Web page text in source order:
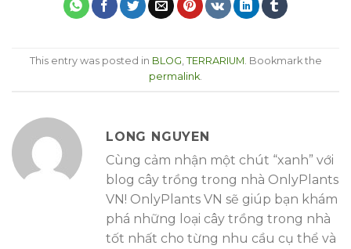
This entry was posted in BLOG, TERRARIUM. Bookmark the
permalink.
LONG NGUYEN
Cùng cảm nhận một chút “xanh” với
blog cây trồng trong nhà OnlyPlants
VN! OnlyPlants VN sẽ giúp bạn khám
phá những loại cây trồng trong nhà
tốt nhất cho từng nhu cầu cụ thể và